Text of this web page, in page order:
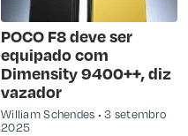
POCO F8 deve ser
equipado com
Dimensity 9400++, diz
vazador
William Schendes
3 setembro
2025